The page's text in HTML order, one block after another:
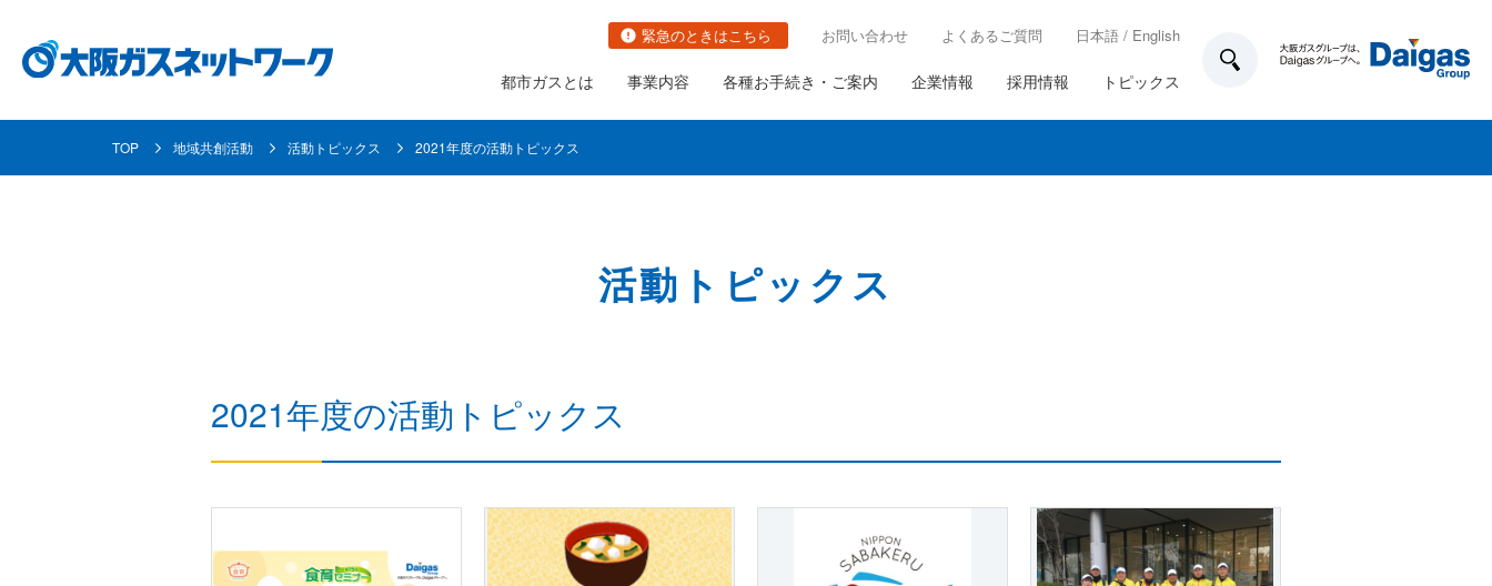
緊急のときはこちら お問い合わせ よくあるご質問 日本語 / English
都市ガスとは
都市ガスとは
都市ガスの防災対策の取り組み
事業内容
事業内容
関連事業
各種お手続き・ご案内
各種お手続き・ご案内
ガス栓の増設と取り替え
業務用のお客さま設備について
道路上で工事をする際のお願い 万一、ガス管を破損したときは
企業情報
企業情報
社長ごあいさつ
採用情報
採用情報
職種・キャリアイメージ
トピックス
TOP 地域共創活動 活動トピックス 2021年度の活動トピックス
活動トピックス
2021年度の活動トピックス